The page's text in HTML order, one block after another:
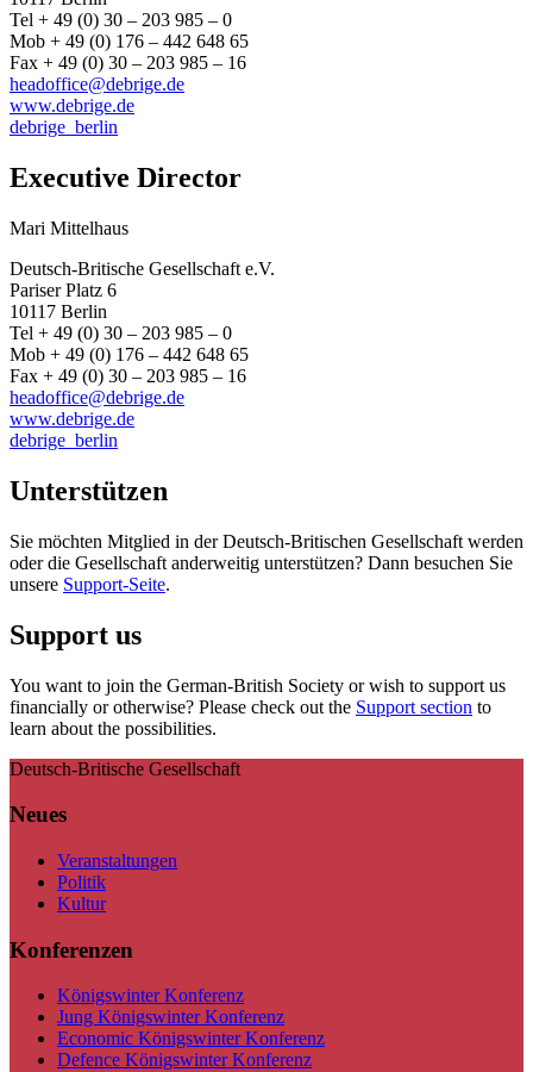
Tel + 49 (0) 30 – 203 985 – 0
Mob + 49 (0) 176 – 442 648 65
Fax + 49 (0) 30 – 203 985 – 16
headoffice@debrige.de
www.debrige.de
debrige_berlin
Executive Director
Mari Mittelhaus
Deutsch-Britische Gesellschaft e.V.
Pariser Platz 6
10117 Berlin
Tel + 49 (0) 30 – 203 985 – 0
Mob + 49 (0) 176 – 442 648 65
Fax + 49 (0) 30 – 203 985 – 16
headoffice@debrige.de
www.debrige.de
debrige_berlin
Unterstützen
Sie möchten Mitglied in der Deutsch-Britischen Gesellschaft werden
oder die Gesellschaft anderweitig unterstützen? Dann besuchen Sie
unsere Support-Seite.
Support us
You want to join the German-British Society or wish to support us
financially or otherwise? Please check out the Support section to
learn about the possibilities.
Deutsch-Britische Gesellschaft
Neues
Veranstaltungen
Politik
Kultur
Konferenzen
Königswinter Konferenz
Jung Königswinter Konferenz
Economic Königswinter Konferenz
Defence Königswinter Konferenz